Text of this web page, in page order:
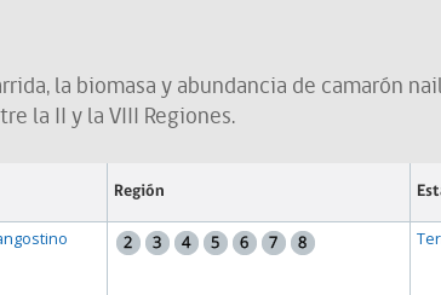
la biomasa y abundancia de camarón
la II y la VIII Regiones.
Región